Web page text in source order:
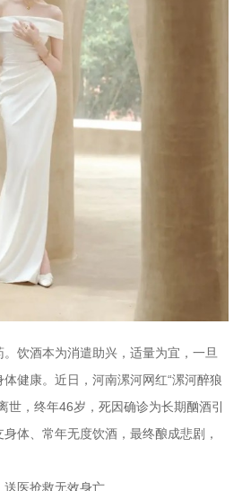
饮酒本为消遣助兴，适量为宜，一旦
健康。近日，河南漯河网红“漯河醉狼
世，终年46岁，死因确诊为长期酗酒引
体、常年无度饮酒，最终酿成悲剧，
送医抢救无效身亡